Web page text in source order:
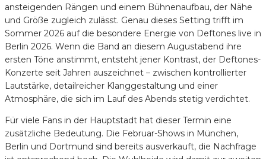
ansteigenden Rängen und einem Bühnenaufbau, der Nähe
und Größe zugleich zulässt. Genau dieses Setting trifft im
Sommer 2026 auf die besondere Energie von Deftones live in
Berlin 2026. Wenn die Band an diesem Augustabend ihre
ersten Töne anstimmt, entsteht jener Kontrast, der Deftones-
Konzerte seit Jahren auszeichnet – zwischen kontrollierter
Lautstärke, detailreicher Klanggestaltung und einer
Atmosphäre, die sich im Lauf des Abends stetig verdichtet.
Für viele Fans in der Hauptstadt hat dieser Termin eine
zusätzliche Bedeutung. Die Februar-Shows in München,
Berlin und Dortmund sind bereits ausverkauft, die Nachfrage